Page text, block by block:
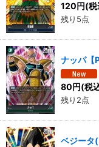
120円(税
残り5点
ナッパ【
80円(税
残り2点
ベジータ